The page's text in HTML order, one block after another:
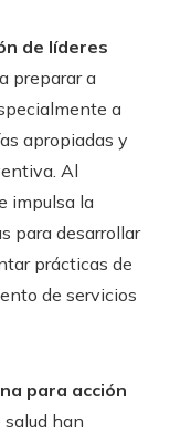
de líderes
preparar a
a
apropiadas y
Al
impulsa la
para desarrollar
prácticas de
de servicios
para acción
han